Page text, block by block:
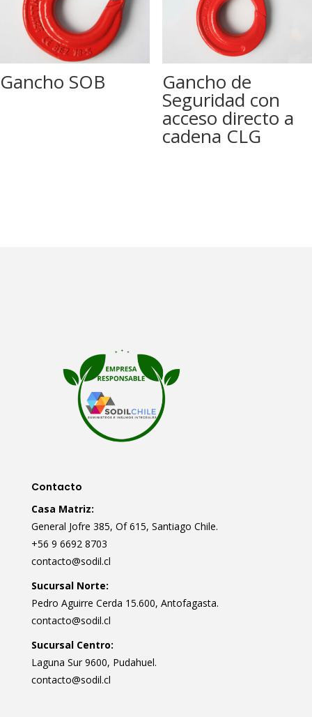
Gancho SOB Gancho de
Seguridad con
acceso directo a
cadena CLG
Contacto
Casa Matriz:
General Jofre 385, Of 615, Santiago Chile.
+56 9 6692 8703
contacto@sodil.cl
Sucursal Norte:
Pedro Aguirre Cerda 15.600, Antofagasta.
contacto@sodil.cl
Sucursal Centro:
Laguna Sur 9600, Pudahuel.
contacto@sodil.cl